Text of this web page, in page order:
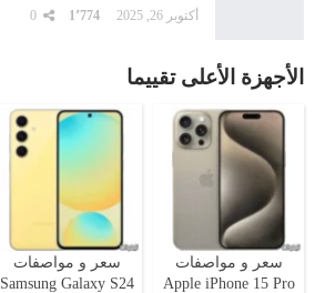
أكتوبر 26, 2025 1٬774
الأجهزة الأعلى تقييما
سعر و مواصفات
Apple iPhone 15 Pro
سعر و مواصفات
Samsung Galaxy S24